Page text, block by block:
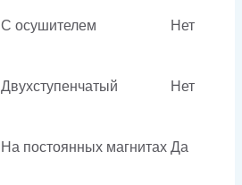
С осушителем Нет
Двухступенчатый Нет
На постоянных магнитах Да